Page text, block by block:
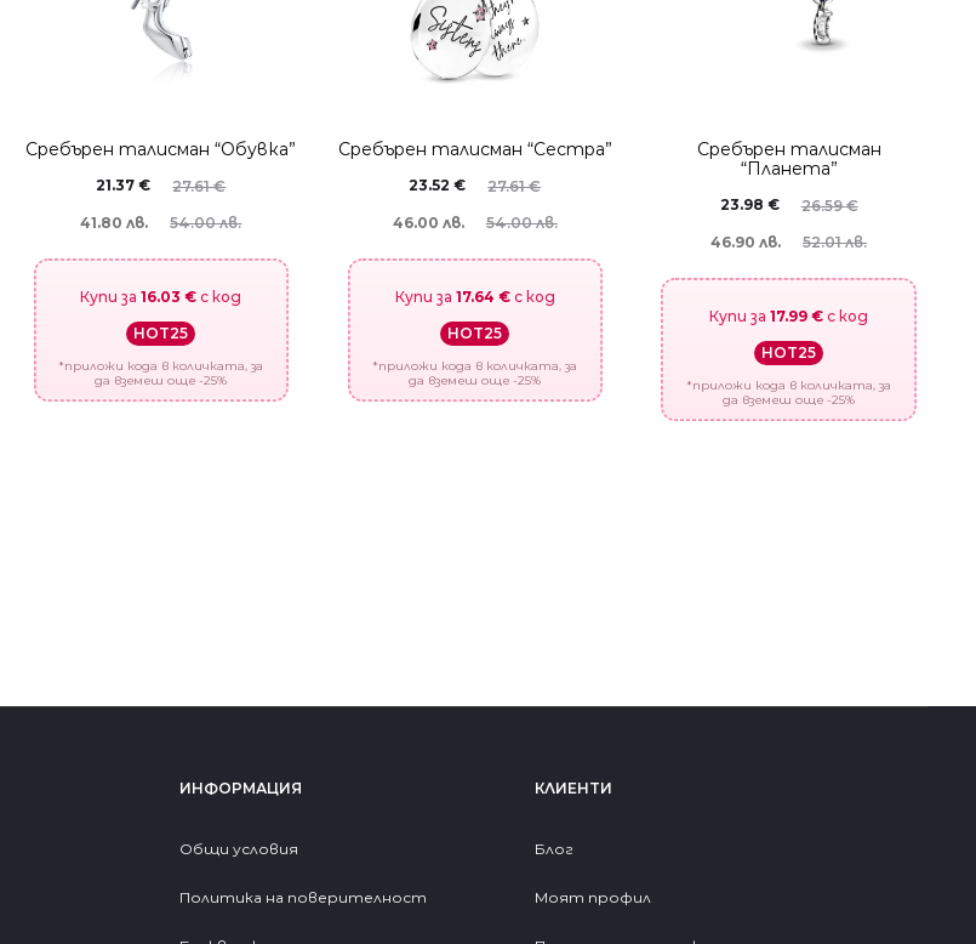
Сребърен талисман “Обувка”
27.61€
21.37€
54.00 лв.
41.80 лв.
Купи за16.03 € с код
HOT25
*приложи кода в количката, за
да вземеш още -25%
Сребърен талисман “Сестра”
27.61€
23.52€
54.00 лв.
46.00 лв.
Купи за 17.64 €с код
HOT25
*приложи кода в количката, за
да вземеш още -25%
Сребърен талисман
“Планета”
26.59€
23.98 €
52.01 лв.
46.90 лв.
Купи за17.99 € с код
HOT25
*приложи кода в количката, за
да вземеш още -25%
ИНФОРМАЦИЯ
Общи условия
Политика на поверителност
КЛИЕНТИ
Блог
Моят профил